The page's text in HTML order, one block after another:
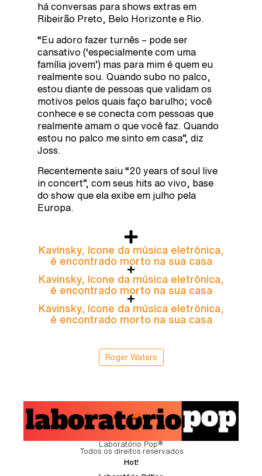
há conversas para shows extras em
Ribeirão Preto, Belo Horizonte e Rio.
“Eu adoro fazer turnês – pode ser
cansativo (‘especialmente com uma
família jovem’) mas para mim é quem eu
realmente sou. Quando subo no palco,
estou diante de pessoas que validam os
motivos pelos quais faço barulho; você
conhece e se conecta com pessoas que
realmente amam o que você faz. Quando
estou no palco me sinto em casa”, diz
Joss.
Recentemente saiu “20 years of soul live
in concert”, com seus hits ao vivo, base
do show que ela exibe em julho pela
Europa.
Kavinsky, ícone da música eletrônica,
é encontrado morto na sua casa
Kavinsky, ícone da música eletrônica,
é encontrado morto na sua casa
Kavinsky, ícone da música eletrônica,
é encontrado morto na sua casa
Roger Waters
Laboratório Pop®
Todos os direitos reservados
Hot!